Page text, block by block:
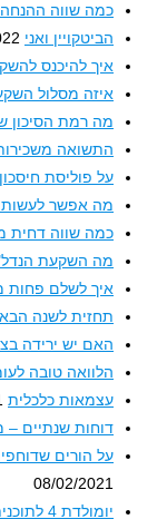
כמה שווה ההנחה של
הביטקויין ואני 2022
איך להיכנס להשקעה
איזה מסלול השקעה
מה רמת הסיכון
התשואה משכירות
על פוליסת חיסכון ועוד
מה אפשר לעשות רק
כמה שווה דחית מיסים
מה השקעת הנדל"ן
איך לשלם פחות מיסים
תחזית לשנה הבאה
האם יש ירידה
הלוואה טובה לעומת
עצמאות כלכלית 2021
דוחות שנתיים – מה
על הורים שדוחפים
08/02/2021
יומולדת 4 לתוכנית חסכון לכל ילד